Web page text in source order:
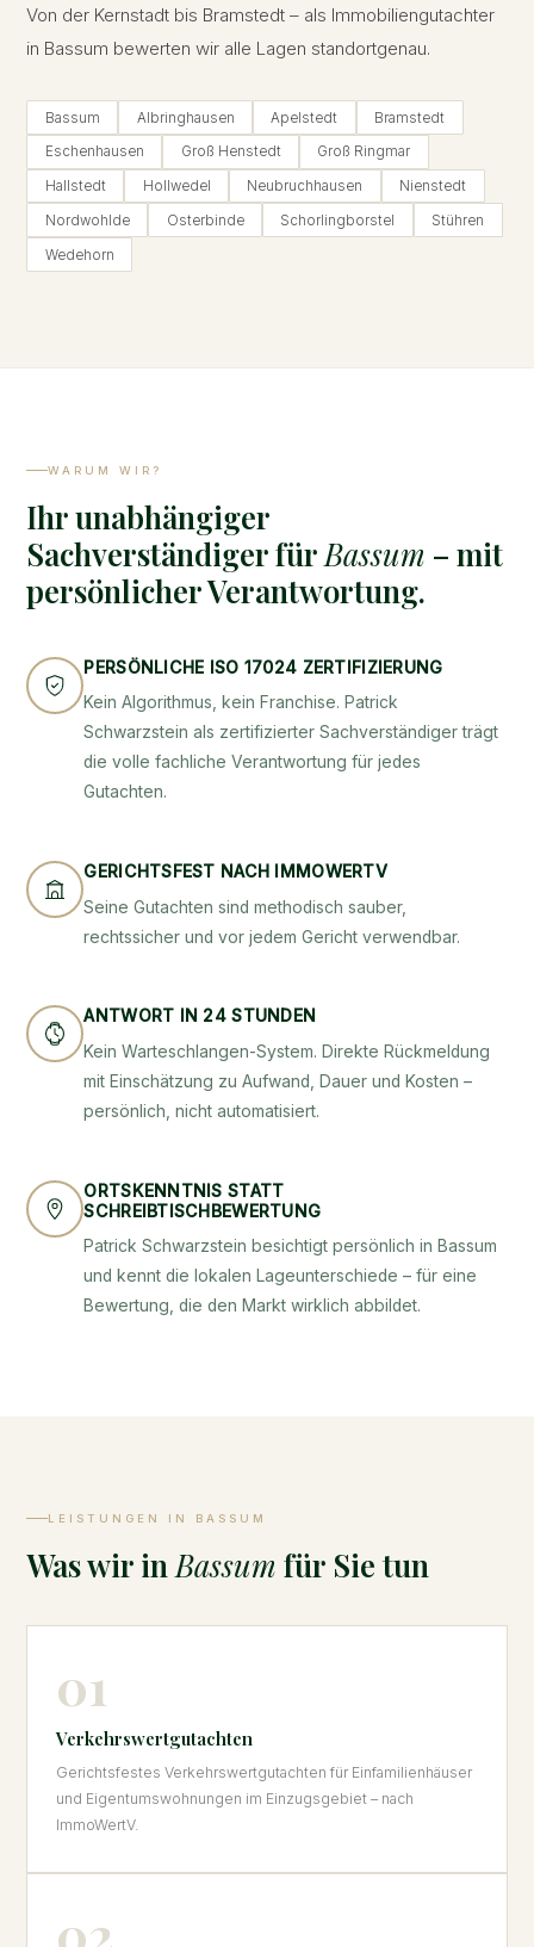
Von der Kernstadt bis Bramstedt – als Immobiliengutachter
in Bassum bewerten wir alle Lagen standortgenau.
Bassum Albringhausen Apelstedt Bramstedt
Eschenhausen Groß Henstedt Groß Ringmar
Hallstedt Hollwedel Neubruchhausen Nienstedt
Nordwohlde Osterbinde Schorlingborstel Stühren
Wedehorn
WARUM WIR?
Ihr unabhängiger
Sachverständiger für Bassum – mit
persönlicher Verantwortung.
PERSÖNLICHE ISO 17024 ZERTIFIZIERUNG
Kein Algorithmus, kein Franchise. Patrick
Schwarzstein als zertifizierter Sachverständiger trägt
die volle fachliche Verantwortung für jedes
Gutachten.
GERICHTSFEST NACH IMMOWERTV
Seine Gutachten sind methodisch sauber,
rechtssicher und vor jedem Gericht verwendbar.
ANTWORT IN 24 STUNDEN
Kein Warteschlangen-System. Direkte Rückmeldung
mit Einschätzung zu Aufwand, Dauer und Kosten –
persönlich, nicht automatisiert.
ORTSKENNTNIS STATT
SCHREIBTISCHBEWERTUNG
Patrick Schwarzstein besichtigt persönlich in Bassum
und kennt die lokalen Lageunterschiede – für eine
Bewertung, die den Markt wirklich abbildet.
LEISTUNGEN IN BASSUM
Was wir in Bassum für Sie tun
01
Verkehrswertgutachten
Gerichtsfestes Verkehrswertgutachten für Einfamilienhäuser
und Eigentumswohnungen im Einzugsgebiet – nach
ImmoWertV.
02